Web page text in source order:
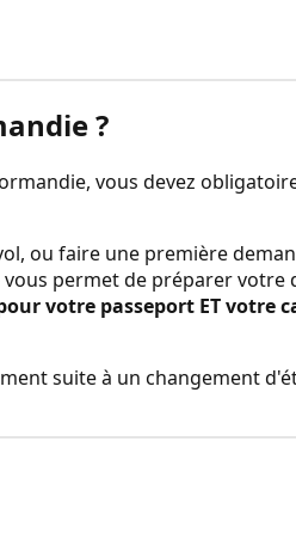
?
, vous devez
ou faire une première
permet de préparer votre
votre passeport ET votre
suite à un changement